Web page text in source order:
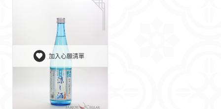
加入心願清單